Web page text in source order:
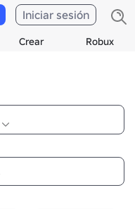
Crear Robux
Iniciar sesión